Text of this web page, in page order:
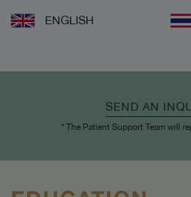
ENGLISH
SEND AN
* The Patient Support Team will